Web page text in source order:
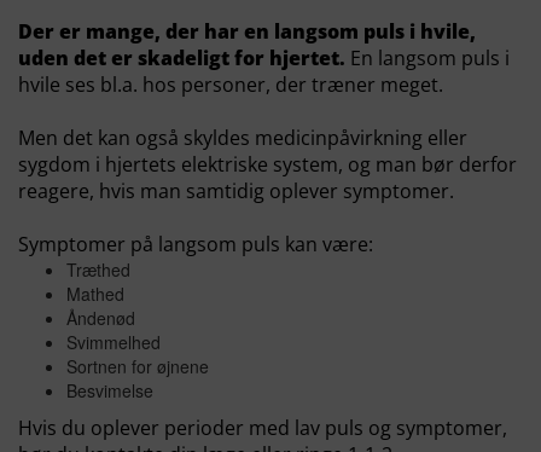
Der er mange, der har en langsom puls i hvile,
uden det er skadeligt for hjertet. En langsom puls i
hvile ses bl.a. hos personer, der træner meget.
Men det kan også skyldes medicinpåvirkning eller
sygdom i hjertets elektriske system, og man bør derfor
reagere, hvis man samtidig oplever symptomer.
Symptomer på langsom puls kan være:
Træthed
Mathed
Åndenød
Svimmelhed
Sortnen for øjnene
Besvimelse
Hvis du oplever perioder med lav puls og symptomer,